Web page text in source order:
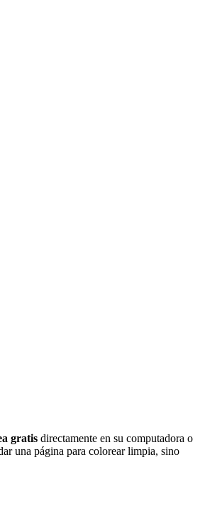
gratis directamente en su computadora o
una página para colorear limpia, sino